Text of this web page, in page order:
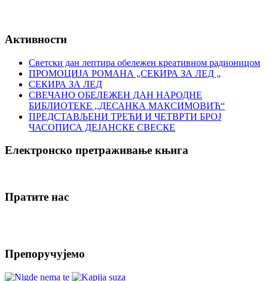
Активности
Светски дан лептира обележен креативном радионицом
ПРОМОЦИЈА РОМАНА „СЕКИРА ЗА ЛЕД „
СЕКИРА ЗА ЛЕД
СВЕЧАНО ОБЕЛЕЖЕН ДАН НАРОДНЕ
БИБЛИОТЕКЕ ,,ДЕСАНКА МАКСИМОВИЋ“
ПРЕДСТАВЉЕНИ ТРЕЋИ И ЧЕТВРТИ БРОЈ
ЧАСОПИСА ДЕЈАНСКЕ СВЕСКЕ
Електронско претраживање књига
Пратите нас
Препоручујемо